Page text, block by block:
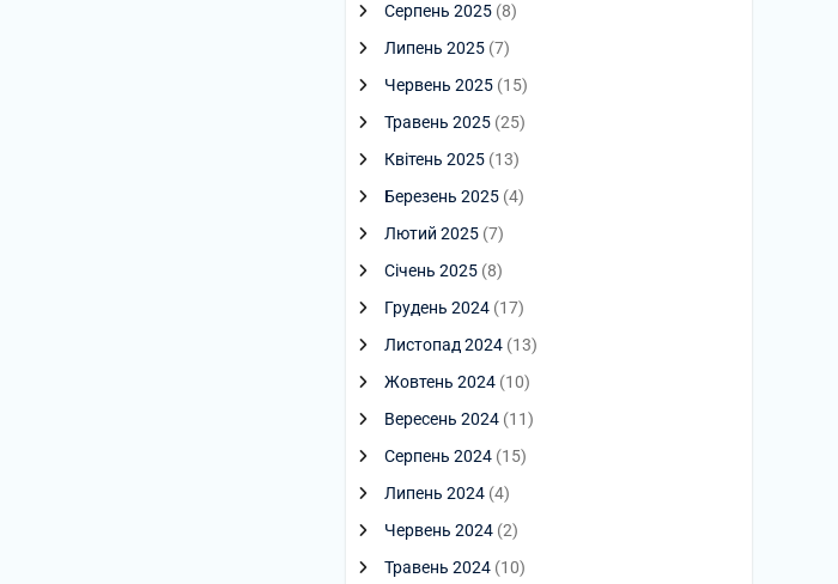
Серпень 2025 (8)
Липень 2025 (7)
Червень 2025 (15)
Травень 2025 (25)
Квітень 2025 (13)
Березень 2025 (4)
Лютий 2025 (7)
Січень 2025 (8)
Грудень 2024 (17)
Листопад 2024 (13)
Жовтень 2024 (10)
Вересень 2024 (11)
Серпень 2024 (15)
Липень 2024 (4)
Червень 2024 (2)
Травень 2024 (10)